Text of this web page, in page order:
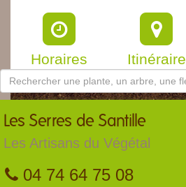
Horaires Itinéraire
Les Serres de Santille
Les Artisans du Végétal
04 74 64 75 08